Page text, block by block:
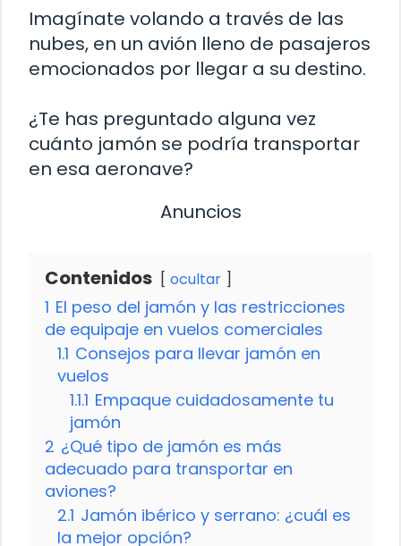
Imagínate volando a través de las
nubes, en un avión lleno de pasajeros
emocionados por llegar a su destino.
¿Te has preguntado alguna vez
cuánto jamón se podría transportar
en esa aeronave?
Anuncios
Contenidos ocultar
1 El peso del jamón y las restricciones
de equipaje en vuelos comerciales
1.1 Consejos para llevar jamón en
vuelos
1.1.1 Empaque cuidadosamente tu
jamón
2 ¿Qué tipo de jamón es más
adecuado para transportar en
aviones?
2.1 Jamón ibérico y serrano: ¿cuál es
la mejor opción?